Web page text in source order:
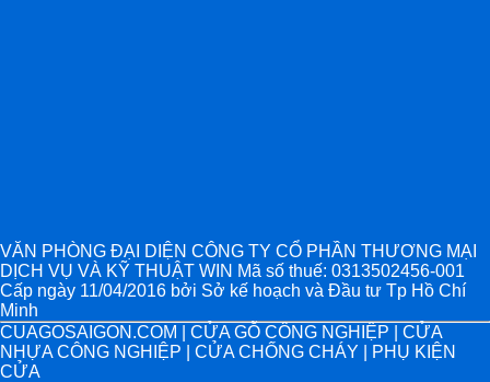
VĂN PHÒNG ĐẠI DIỆN CÔNG TY CỔ PHẦN THƯƠNG MẠI
DỊCH VỤ VÀ KỸ THUẬT WIN Mã số thuế: 0313502456-001
Cấp ngày 11/04/2016 bởi Sở kế hoạch và Đầu tư Tp Hồ Chí
Minh
CUAGOSAIGON.COM | CỬA GỖ CÔNG NGHIỆP | CỬA
NHỰA CÔNG NGHIỆP | CỬA CHỐNG CHÁY | PHỤ KIỆN
CỬA